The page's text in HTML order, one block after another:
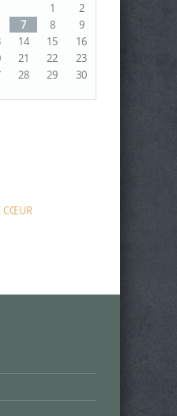
1
2
7 8
9
14 15
16
21 22
23
28 29
30
CŒUR